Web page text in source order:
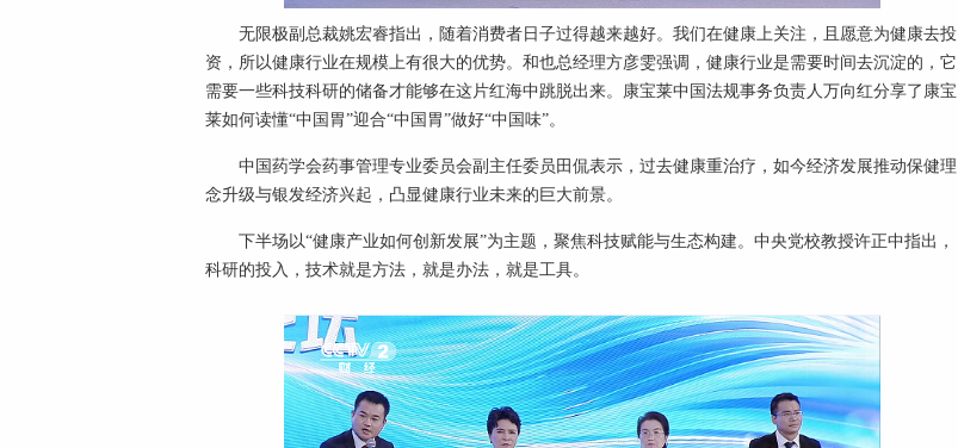
无限极副总裁姚宏睿指出，随着消费者日子过得越来越好。我们在健康上关注，且愿意为健康去投
资，所以健康行业在规模上有很大的优势。和也总经理方彦雯强调，健康行业是需要时间去沉淀的，它
需要一些科技科研的储备才能够在这片红海中跳脱出来。康宝莱中国法规事务负责人万向红分享了康宝
莱如何读懂“中国胃”迎合“中国胃”做好“中国味”。
中国药学会药事管理专业委员会副主任委员田侃表示，过去健康重治疗，如今经济发展推动保健理
念升级与银发经济兴起，凸显健康行业未来的巨大前景。
下半场以“健康产业如何创新发展”为主题，聚焦科技赋能与生态构建。中央党校教授许正中指出，
科研的投入，技术就是方法，就是办法，就是工具。